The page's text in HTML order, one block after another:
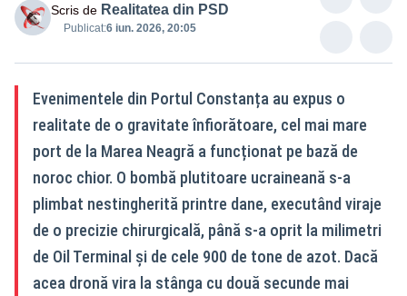
Scris de Realitatea din PSD
Publicat:6 iun. 2026, 20:05
Evenimentele din Portul Constanța au expus o
realitate de o gravitate înfiorătoare, cel mai mare
port de la Marea Neagră a funcționat pe bază de
noroc chior. O bombă plutitoare ucraineană s-a
plimbat nestingherită printre dane, executând viraje
de o precizie chirurgicală, până s-a oprit la milimetri
de Oil Terminal și de cele 900 de tone de azot. Dacă
acea dronă vira la stânga cu două secunde mai